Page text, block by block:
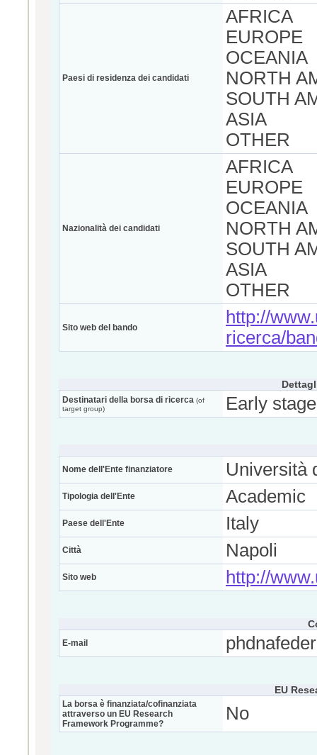
Paesi di residenza dei candidati
AFRICA
EUROPE
OCEANIA
NORTH
SOUTH
ASIA
OTHER
Nazionalità dei candidati
AFRICA
EUROPE
OCEANIA
NORTH
SOUTH
ASIA
OTHER
Sito web del bando
http://
ricerca/
Destinatari della borsa di ricerca (of
target group)
Early
Nome dell'Ente finanziatore Università
Tipologia dell'Ente Academic
Paese dell'Ente Italy
Città Napoli
Sito web http://
E-mail
EU
La borsa è finanziata/cofinanziata
attraverso un EU Research
Framework Programme?
No